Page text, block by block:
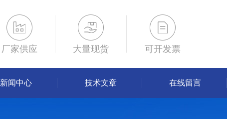
厂家供应 大量现货 可开发票
新闻中心 技术文章 在线留言